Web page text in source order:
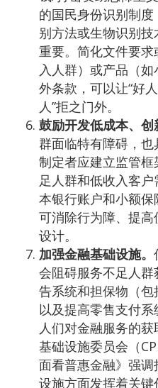
的国民身份识别制
别方法或生物识别
重要。简化文件要
入人群）或产品（
外条款，可以让“好
人”拒之门外。
鼓励开发低成本、创
群面临特有障碍，
制定者应建立监管
足人群和低收入客
本银行账户和小额
可消除行为障、提
设计。
加强金融基础设施。
会阻碍服务不足人
告系统和担保物（
以及提高零售支付
人们对金融服务的
基础设施委员会（
面看普惠金融》强
设施方面发挥着关